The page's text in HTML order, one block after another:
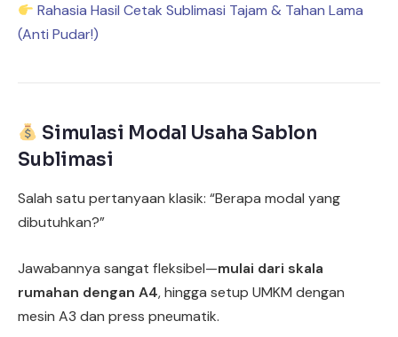
Rahasia Hasil Cetak Sublimasi Tajam & Tahan Lama
(Anti Pudar!)
Simulasi Modal Usaha Sablon
Sublimasi
Salah satu pertanyaan klasik: “Berapa modal yang
dibutuhkan?”
Jawabannya sangat fleksibel—mulai dari skala
rumahan dengan A4, hingga setup UMKM dengan
mesin A3 dan press pneumatik.